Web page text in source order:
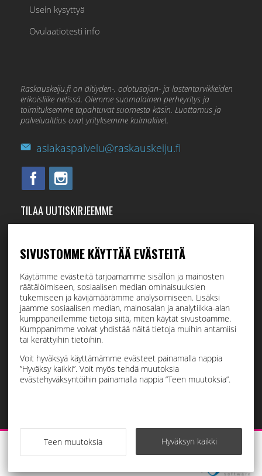
SIVUSTOMME KÄYTTÄÄ EVÄSTEITÄ
Käytämme evästeitä tarjoamamme sisällön ja mainosten
räätälöimiseen, sosiaalisen median ominaisuuksien
tukemiseen ja kävijämäärämme analysoimiseen. Lisäksi
jaamme sosiaalisen median, mainosalan ja analytiikka-alan
kumppaneillemme tietoja siitä, miten käytät sivustoamme.
Kumppanimme voivat yhdistää näitä tietoja muihin antamiisi
tai kerättyihin tietoihin.
Voit hyväksyä käyttämämme evästeet painamalla nappia
”Hyväksy kaikki”. Voit myös tehdä muutoksia
evästehyväksyntöihin painamalla nappia ”Teen muutoksia”.
Teen muutoksia Hyväksyn kaikki
Usein kysyttyä
Ovulaatiotesti info
Raskauskeiju.fi on äitiyden-, odotusajan- ja lastentarvikkeiden
erikoisliike netissä. Olemme suomalainen perheyritys ja
toimituksemme tapahtuvat suomesta käsin. Luottamus ja
palvelualttius ovat yrityksemme kulmakivet.
asiakaspalvelu@raskauskeiju.fi
TILAA UUTISKIRJEEMME
sähköpostiisi.
Hyväksyn henkilötietojen tallentamisen (lue)
Tilaa
Raskauskeiju © 2026